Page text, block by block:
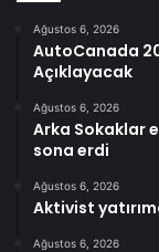
Ağustos 6, 2026
AutoCanada
Açıklayacak
Ağustos 6, 2026
Arka Sokaklar
sona erdi
Ağustos 6, 2026
Aktivist
Ağustos 6, 2026